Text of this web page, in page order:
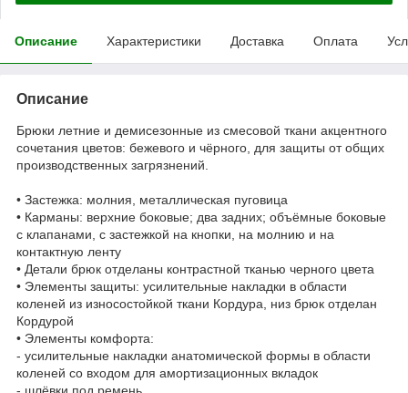
Описание Характеристики Доставка Оплата
Описание
Брюки летние и демисезонные из смесовой ткани акцентного
сочетания цветов: бежевого и чёрного, для защиты от общих
производственных загрязнений.
• Застежка: молния, металлическая пуговица
• Карманы: верхние боковые; два задних; объёмные боковые
с клапанами, с застежкой на кнопки, на молнию и на
контактную ленту
• Детали брюк отделаны контрастной тканью черного цвета
• Элементы защиты: усилительные накладки в области
коленей из износостойкой ткани Кордура, низ брюк отделан
Кордурой
• Элементы комфорта:
- усилительные накладки анатомической формы в области
коленей со входом для амортизационных вкладок
- шлёвки под ремень